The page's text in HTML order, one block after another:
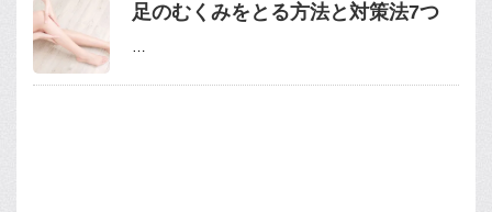
足のむくみをとる方法と対策法7つ
…